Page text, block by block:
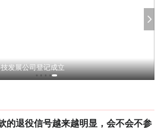
发展公司登记成立
的退役信号越来越明显，会不会不参